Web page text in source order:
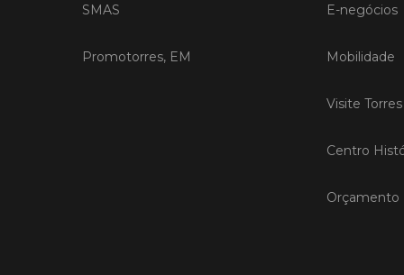
SMAS
Promotorres, EM
E-negócios
Mobilidade
Visite
Centro
Orçamento